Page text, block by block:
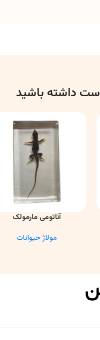
داشته باشید
اطلاعات بیشترآناتومی مارمولک
مولاژ حیوانات